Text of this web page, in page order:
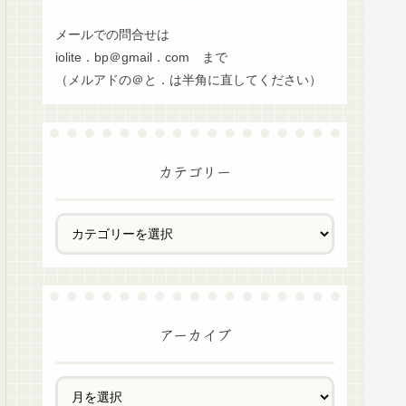
メールでの問合せは
iolite．bp＠gmail．com まで
（メルアドの＠と．は半角に直してください）
カテゴリー
アーカイブ